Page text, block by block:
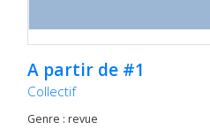
A partir de #1
Collectif
Genre : revue